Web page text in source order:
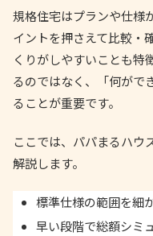
規格住宅はプランや仕様
イントを押さえて比較・
くりがしやすいことも特
るのではなく、「何がで
ることが重要です。
ここでは、パパまるハウ
解説します。
標準仕様の範囲を細
早い段階で総額シミ